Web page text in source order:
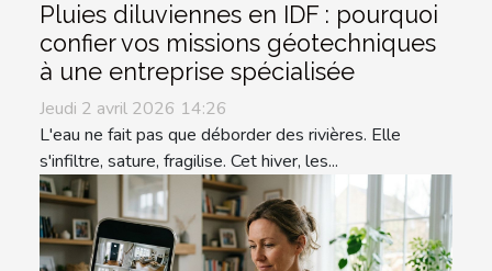
Pluies diluviennes en IDF : pourquoi
confier vos missions géotechniques
à une entreprise spécialisée
Jeudi 2 avril 2026 14:26
L'eau ne fait pas que déborder des rivières. Elle
s'infiltre, sature, fragilise. Cet hiver, les...